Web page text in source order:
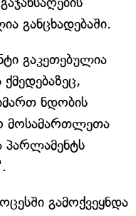
განცხადებაში.
გაკეთებულია
ნდობის
მოსამართლეთა
პარლამენტს
გამოქვეყნდა